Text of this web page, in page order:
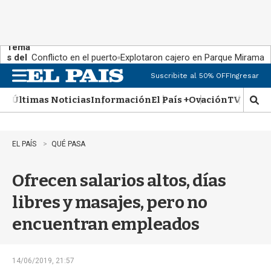
Tema
s del
día:
Conflicto en el puerto Explotaron cajero en Parque Miramar
n
u
Suscribite al 50% OFFIngresar
Últimas NoticiasInformaciónEl País +OvaciónTV Show
M
o
EL PAÍS QUÉ PASA
Ofrecen salarios altos, días
libres y masajes, pero no
encuentran empleados
14/06/2019, 21:57